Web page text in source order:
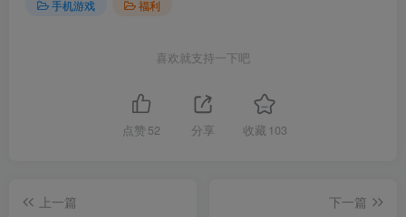
手机游戏 福利
喜欢就支持一下吧
点赞 52 分享 收藏 103
上一篇
下一篇